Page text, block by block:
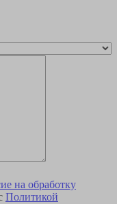
на обработку
Политикой